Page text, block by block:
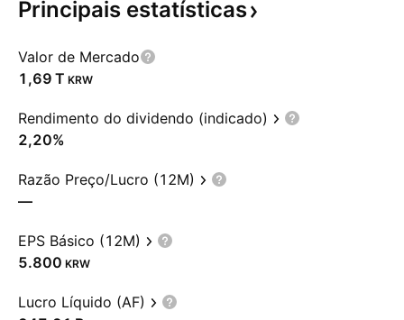
Principais estatísticas
Valor de Mercado
‪1,69 T‬ KRW
Rendimento do dividendo (indicado)
2,20%
Razão Preço/Lucro (12M)
—
EPS Básico (12M)
5.800 KRW
Lucro Líquido (AF)